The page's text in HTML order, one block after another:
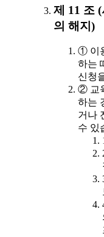
제 11 조
의 해지)
① 이
하는
신청
② 교
하는
거나
수 있